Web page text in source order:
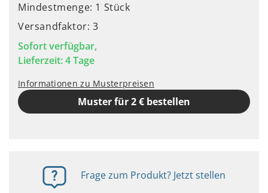
Mindestmenge: 1 Stück
Versandfaktor: 3
Sofort verfügbar,
Lieferzeit: 4 Tage
Informationen zu Musterpreisen
Muster für 2 € bestellen
Frage zum Produkt? Jetzt stellen